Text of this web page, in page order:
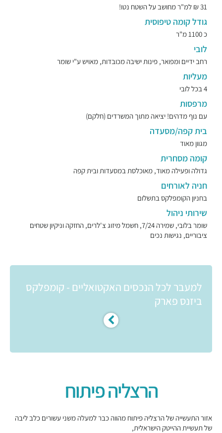
31 ₪ למ"ר מחושב על השטח נטו!
גודל קומה טיפוסית
כ 1100 מ"ר
לובי
רחב ידיים ומפואר, פינות ישיבה מכובדות, מאויש ע"י שומר
מעליות
4 בכל לובי
מרפסות
עם נוף מדהים! יציאה מתוך המשרדים (חלקם)
בית קפה/מסעדה
מגוון מאוד
קומה מסחרית
גדולה ופעילה מאוד, מאוכלסת במסעדות ובית קפה
חניה לאורחים
בחניון הקומפלקס בתשלום
שירותי ניהול
שומר בלובי, שמירה 7/24, חשמל מיזוג צ'לרים, החזקה וניקיון שטחים
ציבוריים, נגישות נכים
למעבר לכל הנכסים האקטואליים - קומפלקס
ביזנס פארק
הרצליה פיתוח
אזור התעשייה של הרצליה פיתוח מהווה כבר למעלה משני עשורים כלב ליבה
של תעשיית ההייטק הישראלית,